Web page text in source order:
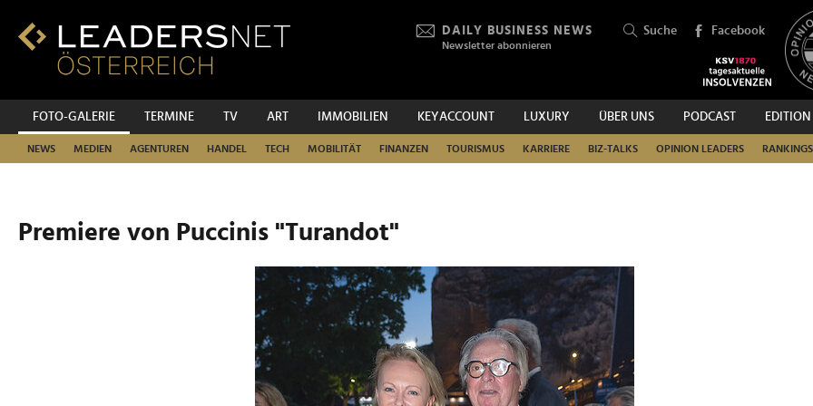
Inhalt
Fußzeilen-
Hauptnavigation
DAILY BUSINESS NEWS
Newsletter abonnieren
Suche Facebook
FOTO-GALERIE TERMINE TV ART IMMOBILIEN KEYACCOUNT LUXURY ÜBER UNS PODCAST EDITION
NEWS MEDIEN AGENTUREN HANDEL TECH MOBILITÄT FINANZEN TOURISMUS KARRIERE BIZ-TALKS OPINION LEADERS RANKINGS
SUCHEN
Premiere von Puccinis "Turandot"